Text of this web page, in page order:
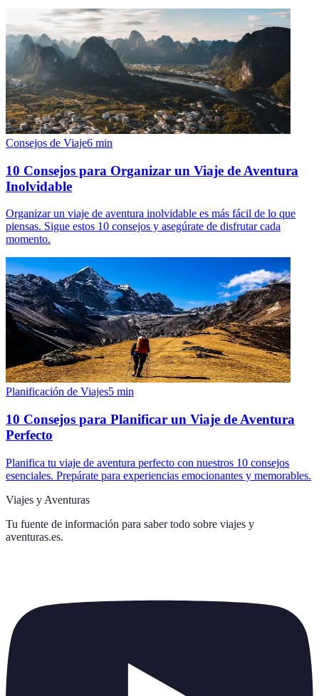
Consejos de Viaje6 min
10 Consejos para Organizar un Viaje de Aventura
Inolvidable
Organizar un viaje de aventura inolvidable es más fácil de lo que
piensas. Sigue estos 10 consejos y asegúrate de disfrutar cada
momento.
Planificación de Viajes5 min
10 Consejos para Planificar un Viaje de Aventura
Perfecto
Planifica tu viaje de aventura perfecto con nuestros 10 consejos
esenciales. Prepárate para experiencias emocionantes y memorables.
Viajes y Aventuras
Tu fuente de información para saber todo sobre viajes y
aventuras.es.